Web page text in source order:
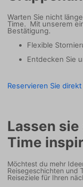
Warten Sie nicht
Time. Mit unserem
Bestätigung.
Flexible
Entdecken Sie
Reservieren Sie
Lassen
Time
Möchtest du mehr
Reisegeschichten und
Reiseziele für Ihren